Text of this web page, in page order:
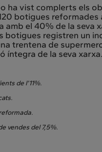
ha vist complerts els
botigues
amb el 40% de la
registren un
trentena de
íntegra de la seva xarxa.
de l’11%.
vendes del 7,5%.